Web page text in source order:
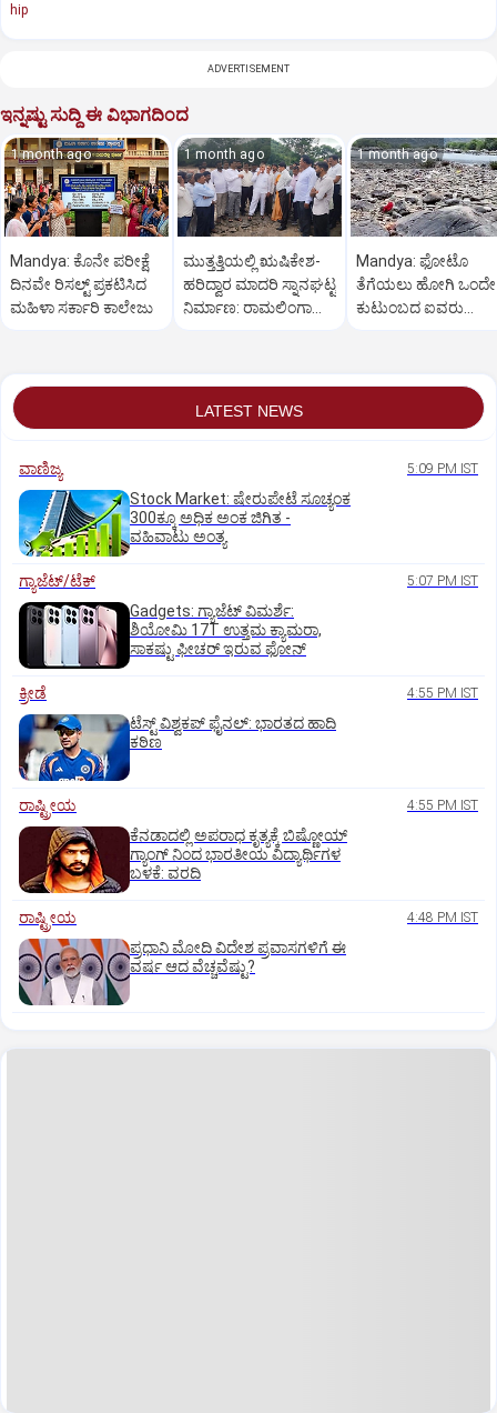
hip
ADVERTISEMENT
ಇನ್ನಷ್ಟು ಸುದ್ದಿ ಈ ವಿಭಾಗದಿಂದ
1 month ago
Mandya: ಕೊನೇ ಪರೀಕ್ಷೆ
ದಿನವೇ ರಿಸಲ್ಟ್‌ ಪ್ರಕಟಿಸಿದ
ಮಹಿಳಾ ಸರ್ಕಾರಿ ಕಾಲೇಜು
1 month ago
ಮುತ್ತತ್ತಿಯಲ್ಲಿ ಋಷಿಕೇಶ-
ಹರಿದ್ವಾರ ಮಾದರಿ ಸ್ನಾನಘಟ್ಟ
ನಿರ್ಮಾಣ: ರಾಮಲಿಂಗಾ
1 month ago
Mandya: ಫೋಟೊ
ತೆಗೆಯಲು ಹೋಗಿ ಒಂದೇ
ಕುಟುಂಬದ ಐವರು
LATEST NEWS
ವಾಣಿಜ್ಯ 5:09 PM IST
Stock Market: ಷೇರುಪೇಟೆ ಸೂಚ್ಯಂಕ
300ಕ್ಕೂ ಅಧಿಕ ಅಂಕ ಜಿಗಿತ -
ವಹಿವಾಟು ಅಂತ್ಯ
ಗ್ಯಾಜೆಟ್/ಟೆಕ್ 5:07 PM IST
Gadgets: ಗ್ಯಾಜೆಟ್ ವಿಮರ್ಶೆ:
ಶಿಯೋಮಿ 17T ಉತ್ತಮ ಕ್ಯಾಮರಾ,
ಸಾಕಷ್ಟು ಫೀಚರ್ ಇರುವ ಫೋನ್
ಕ್ರೀಡೆ 4:55 PM IST
ಟೆಸ್ಟ್ ವಿಶ್ವಕಪ್‌ ಫೈನಲ್‌: ಭಾರತದ ಹಾದಿ
ಕಠಿಣ
ರಾಷ್ಟ್ರೀಯ 4:55 PM IST
ಕೆನಡಾದಲ್ಲಿ ಅಪರಾಧ ಕೃತ್ಯಕ್ಕೆ ಬಿಷ್ಣೋಯ್
ಗ್ಯಾಂಗ್ ನಿಂದ ಭಾರತೀಯ ವಿದ್ಯಾರ್ಥಿಗಳ
ಬಳಕೆ: ವರದಿ
ರಾಷ್ಟ್ರೀಯ 4:48 PM IST
ಪ್ರಧಾನಿ ಮೋದಿ ವಿದೇಶ ಪ್ರವಾಸಗಳಿಗೆ ಈ
ವರ್ಷ ಆದ ವೆಚ್ಚವೆಷ್ಟು?